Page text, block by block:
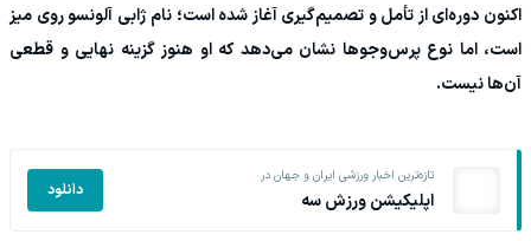
اکنون دوره‌ای از تأمل و تصمیم‌گیری آغاز شده است؛ نام ژابی آلونسو روی میز
است، اما نوع پرس‌وجوها نشان می‌دهد که او هنوز گزینه نهایی و قطعی
آن‌ها نیست.
تازه‌ترین اخبار ورزشی ایران و جهان در
اپلیکیشن ورزش سه دانلود